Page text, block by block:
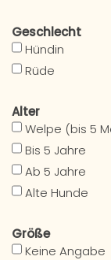
Geschlecht
Hündin
Rüde
Alter
Welpe (bis 5
Bis 5 Jahre
Ab 5 Jahre
Alte Hunde
Größe
Keine Angabe